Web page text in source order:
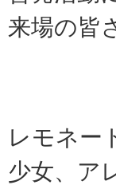
来場の皆
レモネー
少女、ア